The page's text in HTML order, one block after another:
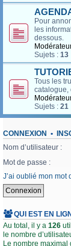
Pour
les
dessous.
Sujets : 13
Tous les
catalogue,
Sujets : 21
CONNEXION •
Nom d’utilisateur :
Mot de passe :
J’ai oublié mon mot
QUI EST EN
Au total, il y a 126
le nombre
Le nombre maximal